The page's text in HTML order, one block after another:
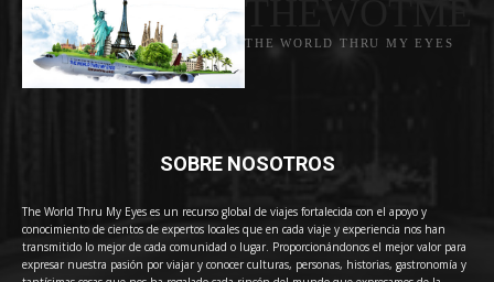
THE WORLD THRU MY EYES
SOBRE NOSOTROS
The World Thru My Eyes es un recurso global de viajes fortalecida con el apoyo y
conocimiento de cientos de expertos locales que en cada viaje y experiencia nos han
transmitido lo mejor de cada comunidad o lugar. Proporcionándonos el mejor valor para
expresar nuestra pasión por viajar y conocer culturas, personas, historias, gastronomía y